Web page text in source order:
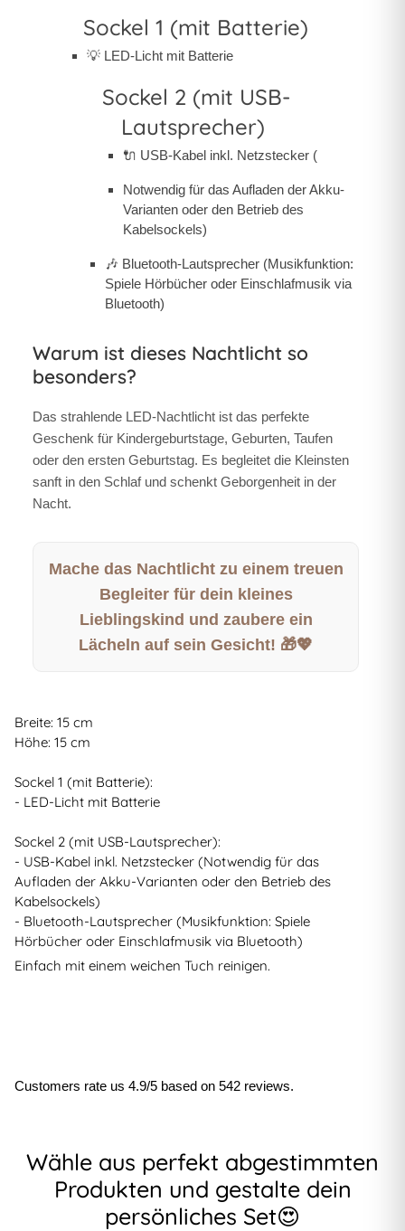
Sockel 1 (mit Batterie)
💡 LED-Licht mit Batterie
Sockel 2 (mit USB-
Lautsprecher)
🔌 USB-Kabel inkl. Netzstecker (
Notwendig für das Aufladen der Akku-
Varianten oder den Betrieb des
Kabelsockels)
🎶 Bluetooth-Lautsprecher (Musikfunktion:
Spiele Hörbücher oder Einschlafmusik via
Bluetooth)
Warum ist dieses Nachtlicht so
besonders?
Das strahlende LED-Nachtlicht ist das perfekte
Geschenk für Kindergeburtstage, Geburten, Taufen
oder den ersten Geburtstag. Es begleitet die Kleinsten
sanft in den Schlaf und schenkt Geborgenheit in der
Nacht.
Mache das Nachtlicht zu einem treuen
Begleiter für dein kleines
Lieblingskind und zaubere ein
Lächeln auf sein Gesicht! 🎁💖
Breite: 15 cm
Höhe: 15 cm
Sockel 1 (mit Batterie):
- LED-Licht mit Batterie
Sockel 2 (mit USB-Lautsprecher):
- USB-Kabel inkl. Netzstecker (Notwendig für das
Aufladen der Akku-Varianten oder den Betrieb des
Kabelsockels)
- Bluetooth-Lautsprecher (Musikfunktion: Spiele
Hörbücher oder Einschlafmusik via Bluetooth)
Einfach mit einem weichen Tuch reinigen.
Customers rate us 4.9/5 based on 542 reviews.
Wähle aus perfekt abgestimmten
Produkten und gestalte dein
persönliches Set😍